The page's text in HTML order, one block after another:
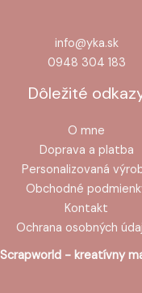
info@yka.sk
0948 304 183
Dôležité
O mne
Doprava a platba
Personalizovaná
Obchodné
Kontakt
Ochrana osobných
Scrapworld - kreatívny